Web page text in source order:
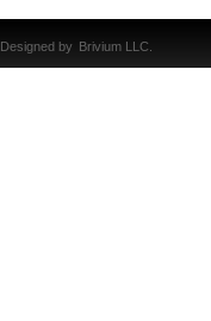
Designed by Brivium LLC.